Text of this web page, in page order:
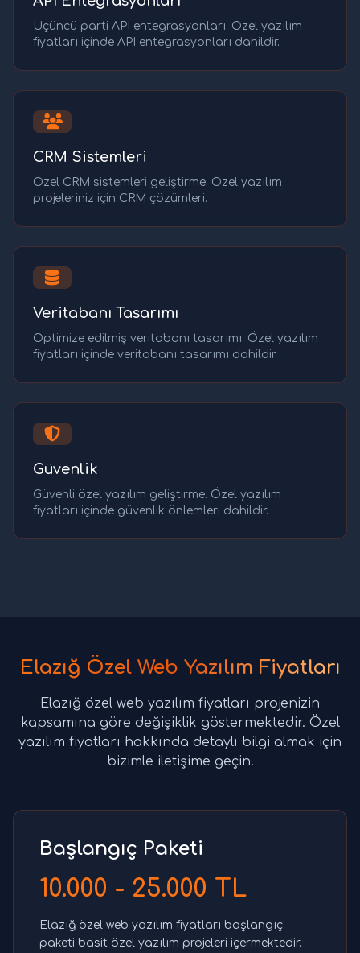
Üçüncü parti API entegrasyonları. Özel yazılım
fiyatları içinde API entegrasyonları dahildir.
CRM Sistemleri
Özel CRM sistemleri geliştirme. Özel yazılım
projeleriniz için CRM çözümleri.
Veritabanı Tasarımı
Optimize edilmiş veritabanı tasarımı. Özel yazılım
fiyatları içinde veritabanı tasarımı dahildir.
Güvenlik
Güvenli özel yazılım geliştirme. Özel yazılım
fiyatları içinde güvenlik önlemleri dahildir.
Elazığ Özel Web Yazılım Fiyatları
Elazığ özel web yazılım fiyatları projenizin
kapsamına göre değişiklik göstermektedir. Özel
yazılım fiyatları hakkında detaylı bilgi almak için
bizimle iletişime geçin.
Başlangıç Paketi
10.000 - 25.000 TL
Elazığ özel web yazılım fiyatları başlangıç
paketi basit özel yazılım projeleri içermektedir.